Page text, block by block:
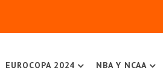
EUROCOPA 2024 NBA Y NCAA